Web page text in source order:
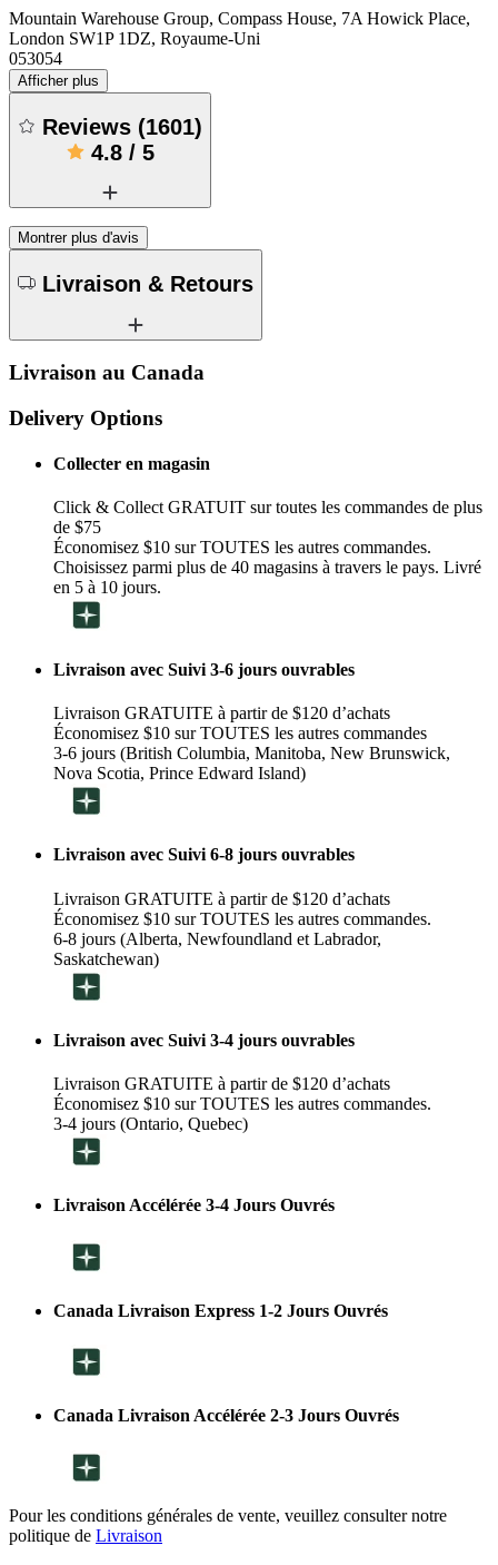
Mountain Warehouse Group, Compass House, 7A Howick Place,
London SW1P 1DZ, Royaume-Uni
053054
Afficher plus
Reviews (1601)
4.8/ 5
Montrer plus d'avis
Livraison & Retours
Livraison au Canada
Delivery Options
Collecter en magasin
Click & Collect GRATUIT sur toutes les commandes de plus
de $75
Économisez $10 sur TOUTES les autres commandes.
Choisissez parmi plus de 40 magasins à travers le pays. Livré
en 5 à 10 jours.
Livraison avec Suivi 3-6 jours ouvrables
Livraison GRATUITE à partir de $120 d’achats
Économisez $10 sur TOUTES les autres commandes
3-6 jours (British Columbia, Manitoba, New Brunswick,
Nova Scotia, Prince Edward Island)
Livraison avec Suivi 6-8 jours ouvrables
Livraison GRATUITE à partir de $120 d’achats
Économisez $10 sur TOUTES les autres commandes.
6-8 jours (Alberta, Newfoundland et Labrador,
Saskatchewan)
Livraison avec Suivi 3-4 jours ouvrables
Livraison GRATUITE à partir de $120 d’achats
Économisez $10 sur TOUTES les autres commandes.
3-4 jours (Ontario, Quebec)
Livraison Accélérée 3-4 Jours Ouvrés
Canada Livraison Express 1-2 Jours Ouvrés
Canada Livraison Accélérée 2-3 Jours Ouvrés
Pour les conditions générales de vente, veuillez consulter notre
politique de Livraison